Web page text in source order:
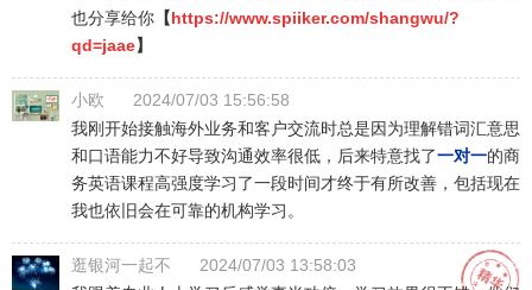
也分享给你 【https://www.spiiker.com/shangwu/?
qd=jaae】
小欧
2024/07/03 15:56:58
我刚开始接触海外业务和客户交流时总是因为理解错词汇意思
和口语能力不好导致沟通效率很低，后来特意找了一对一的商
务英语课程高强度学习了一段时间才终于有所改善，包括现在
我也依旧会在可靠的机构学习。
逛银河一起不
2024/07/03 13:58:03